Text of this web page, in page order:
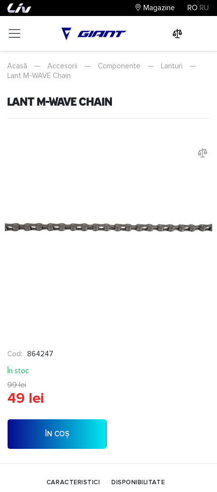
Magazine RO RU
Acasă — Accesorii — Componente — Lanturi
—
Lant M-WAVE Chain
Lant M-WAVE Chain
Cod:
864247
În stoc
99 lei
49 lei
ÎN COȘ
CARACTERISTICI DISPONIBILITATE